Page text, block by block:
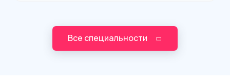
Все специальности